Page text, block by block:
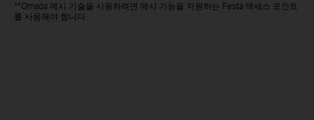
**Omada 메시 기술을 사용하려면 메시 기능을 지원하는 Festa 액세스 포인트
를 사용해야 합니다.